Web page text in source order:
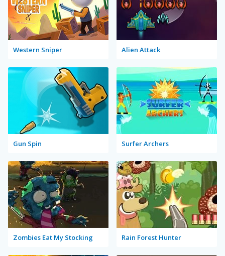
Western Sniper Alien Attack
Gun Spin Surfer Archers
Zombies Eat My Stocking Rain Forest Hunter